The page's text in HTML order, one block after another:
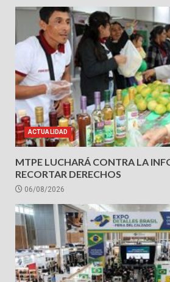
ACTUALIDAD
MTPE LUCHARÁ CONTRA LA
RECORTAR DERECHOS
06/08/2026